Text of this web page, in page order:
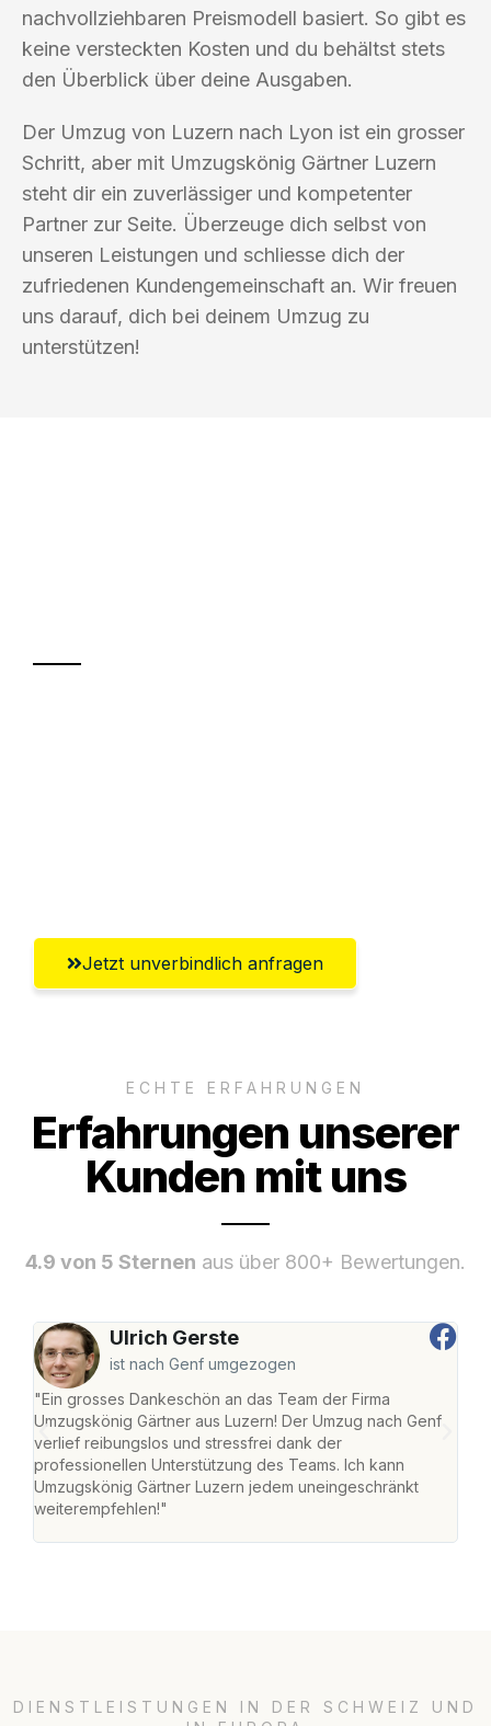
nachvollziehbaren Preismodell basiert. So gibt es
keine versteckten Kosten und du behältst stets
den Überblick über deine Ausgaben.
Der Umzug von Luzern nach Lyon ist ein grosser
Schritt, aber mit Umzugskönig Gärtner Luzern
steht dir ein zuverlässiger und kompetenter
Partner zur Seite. Überzeuge dich selbst von
unseren Leistungen und schliesse dich der
zufriedenen Kundengemeinschaft an. Wir freuen
uns darauf, dich bei deinem Umzug zu
unterstützen!
Jetzt unverbindlich anfragen
ECHTE ERFAHRUNGEN
Erfahrungen unserer
Kunden mit uns
4.9 von 5 Sternen aus über 800+ Bewertungen.
Ulrich Gerste
ist nach Genf umgezogen
"Ein grosses Dankeschön an das Team der Firma
Umzugskönig Gärtner aus Luzern! Der Umzug nach Genf
verlief reibungslos und stressfrei dank der
professionellen Unterstützung des Teams. Ich kann
Umzugskönig Gärtner Luzern jedem uneingeschränkt
weiterempfehlen!"
DIENSTLEISTUNGEN IN DER SCHWEIZ UND